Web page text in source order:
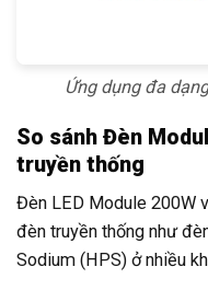
Ứng dụng đa
So sánh Đèn
truyền thống
Đèn LED Module 200W
đèn truyền thống như
Sodium (HPS) ở nhiều